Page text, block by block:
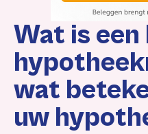
Wat is een
wat
uw